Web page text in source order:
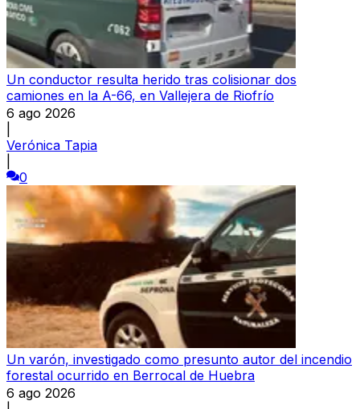
Un conductor resulta herido tras colisionar dos
camiones en la A-66, en Vallejera de Riofrío
6 ago 2026
Verónica Tapia
0
Un varón, investigado como presunto autor del incendio
forestal ocurrido en Berrocal de Huebra
6 ago 2026